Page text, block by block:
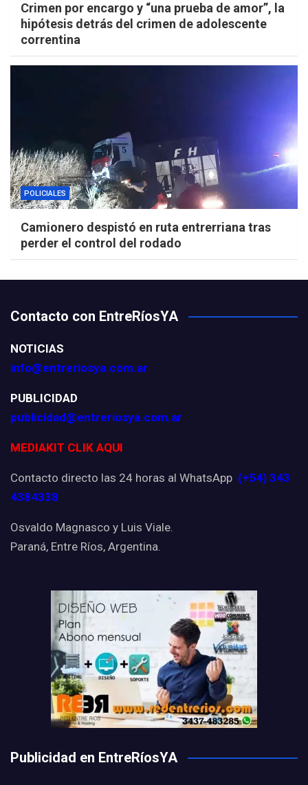
Crimen por encargo y “una prueba de amor”, la
hipótesis detrás del crimen de adolescente
correntina
POLICIALES
Camionero despistó en ruta entrerriana tras
perder el control del rodado
Contacto con EntreRíosYA
NOTICIAS
info@entreriosya.com.ar
PUBLICIDAD
publicidad@entreriosya.com.ar
MEDIAKIT CLIK AQUI
Contacto directo las 24 horas al WhatsApp (+54) 343
4384338
Osvaldo Magnasco y Luis Viale.
Paraná, Entre Ríos, Argentina.
Publicidad en EntreRíosYA